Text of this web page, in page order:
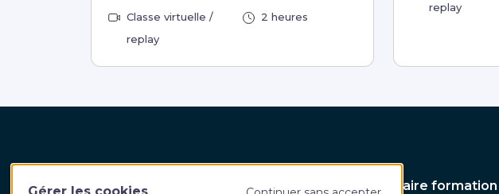
Classe virtuelle /
replay
2 heures
replay
Harvest Fidroit Academy Votre partenaire formation